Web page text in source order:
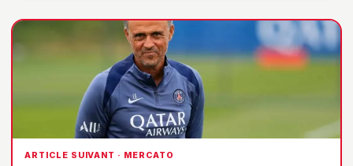
ARTICLE SUIVANT · MERCATO